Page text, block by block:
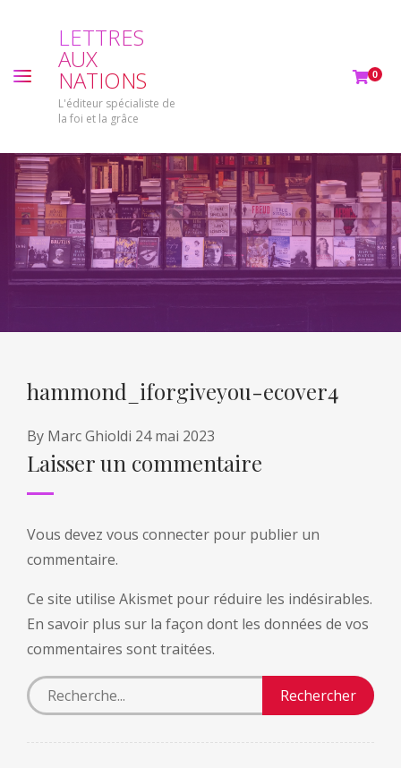
LETTRES
AUX
NATIONS
L'éditeur spécialiste de
la foi et la grâce
0
hammond_iforgiveyou-ecover4
By Marc Ghioldi 24 mai 2023
Laisser un commentaire
Vous devez vous connecter pour publier un
commentaire.
Ce site utilise Akismet pour réduire les indésirables.
En savoir plus sur la façon dont les données de vos
commentaires sont traitées.